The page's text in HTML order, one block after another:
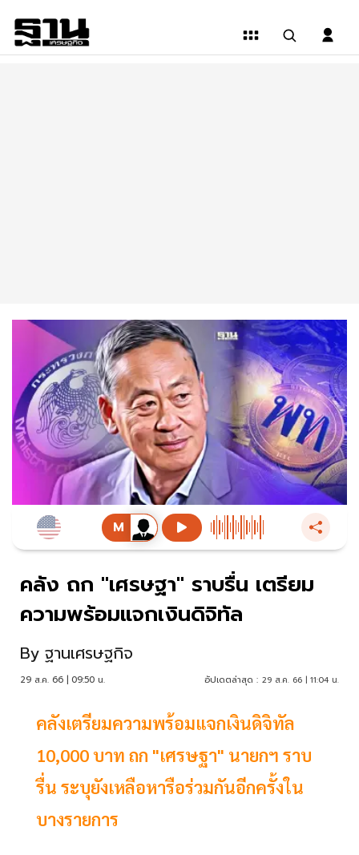
คลัง ถก "เศรษฐา" ราบรื่น เตรียม
ความพร้อมแจกเงินดิจิทัล
By ฐานเศรษฐกิจ
29 ส.ค. 66 | 09:50 น. อัปเดตล่าสุด : 29 ส.ค. 66 | 11:04 น.
คลังเตรียมความพร้อมแจกเงินดิจิทัล
10,000 บาท ถก "เศรษฐา" นายกฯ ราบ
รื่น ระบุยังเหลือหารือร่วมกันอีกครั้งใน
บางรายการ